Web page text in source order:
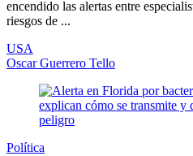
encendido las alertas entre
riesgos de ...
USA
Oscar Guerrero Tello
Política